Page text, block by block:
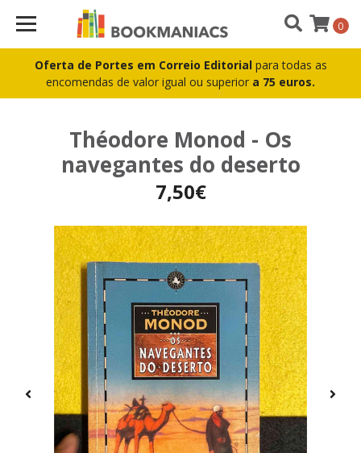
Oferta de Portes em Correio Editorial para todas as
encomendas de valor igual ou superior a 75 euros.
0
Théodore Monod - Os
navegantes do deserto
7,50€